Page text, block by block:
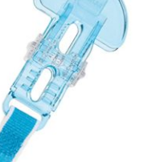
A LISTA DE
DESEJOS